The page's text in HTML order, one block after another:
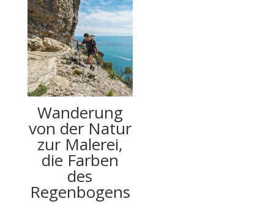
Wanderung
von der Natur
zur Malerei,
die Farben
des
Regenbogens